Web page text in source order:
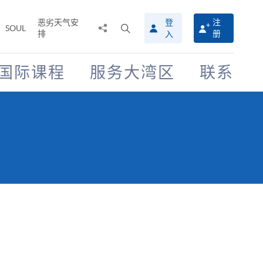
SOUL
恶劣天气安
排
搜
寻
介
面
登
入
注
册
际课程 服务大湾区 联系